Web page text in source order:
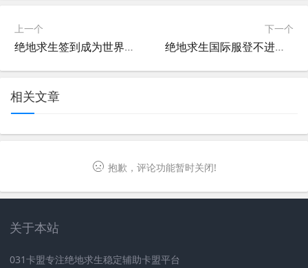
上一个
绝地求生签到成为世界冠军-绝地求生签到活动如何帮助玩家成为世界冠军
下一个
绝地求生国际服登不进怎么办-绝地求生国际服无法登录的解决方法
相关文章
抱歉，评论功能暂时关闭!
关于本站
031卡盟专注绝地求生稳定辅助卡盟平台